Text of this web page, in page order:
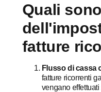
Quali
fatture
Flusso di cassa
fatture ricorrenti
vengano